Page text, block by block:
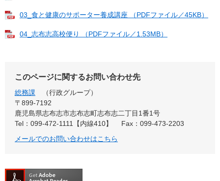
03_食と健康のサポーター養成講座 （PDFファイル／45KB）
04_志布志高校便り （PDFファイル／1.53MB）
このページに関するお問い合わせ先
総務課
行政グループ
〒899-7192
鹿児島県志布志市志布志町志布志二丁目1番1号
Tel：099-472-1111【内線410】
Fax：099-473-2203
メールでのお問い合わせはこちら